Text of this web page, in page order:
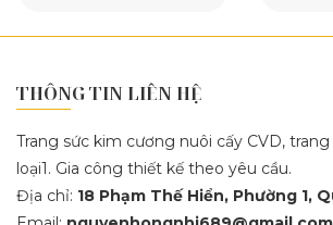
THÔNG TIN LIÊN HỆ
Trang sức kim cương nuôi cấy CVD,
loại1. Gia công thiết kế theo yêu cầu.
Địa chỉ: 18 Phạm Thế Hiển, Phường 1,